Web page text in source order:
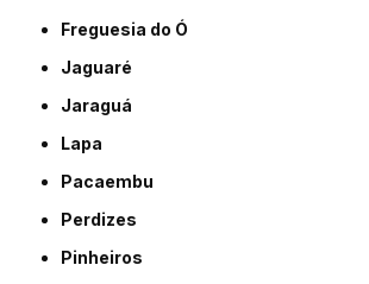
Freguesia do Ó
Jaguaré
Jaraguá
Lapa
Pacaembu
Perdizes
Pinheiros